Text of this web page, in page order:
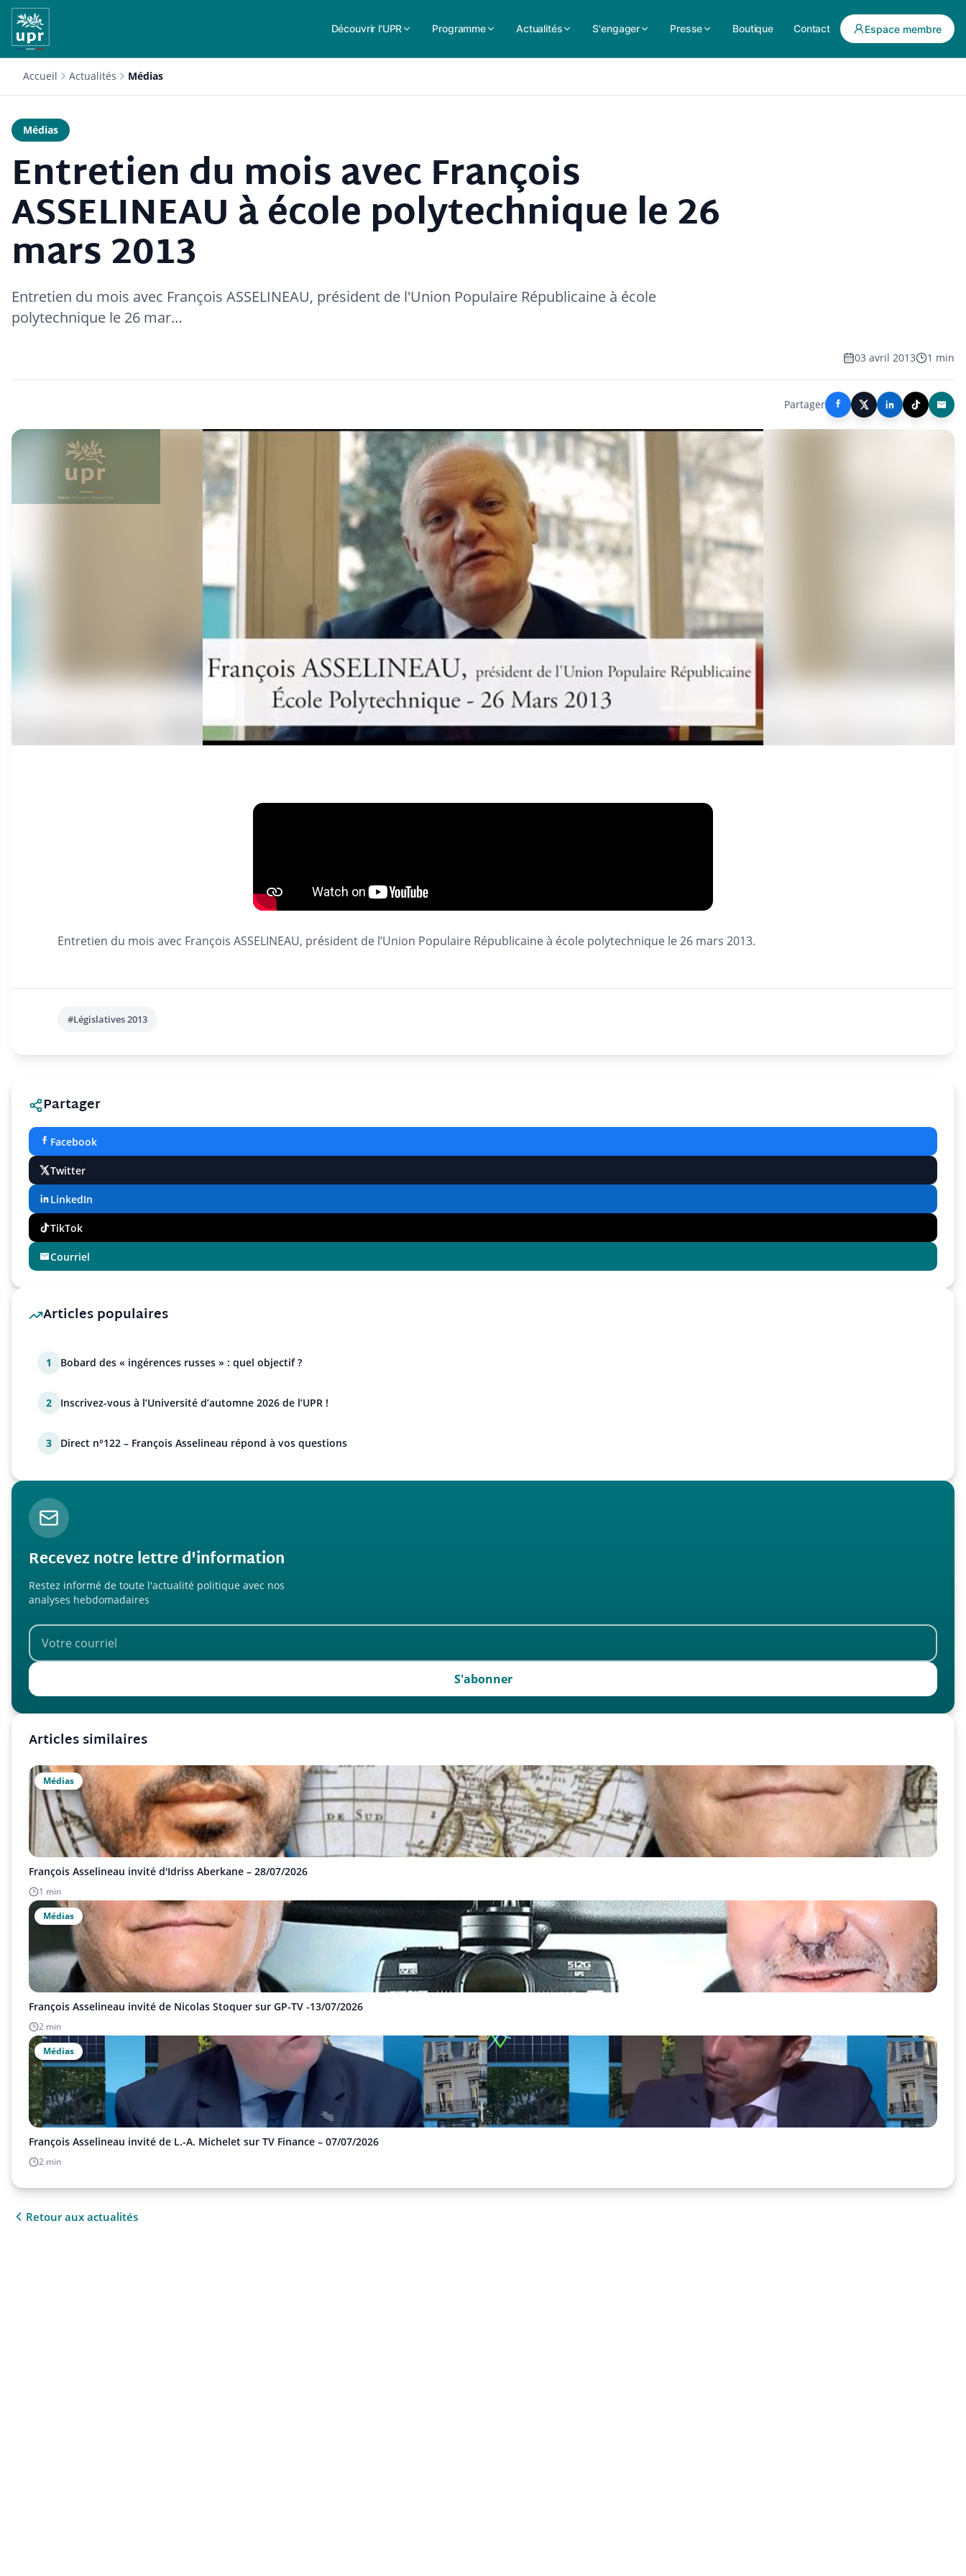
Découvrir l'UPR Programme Actualités S'engager Presse Boutique Contact Espace membre
Accueil Actualités Médias
Médias
Entretien du mois avec François
ASSELINEAU à école polytechnique le 26
mars 2013
Entretien du mois avec François ASSELINEAU, président de l'Union Populaire Républicaine à école
polytechnique le 26 mar…
03 avril 2013 1 min
Partager
Entretien du mois avec François ASSELINEAU, président de l’Union Populaire Républicaine à école polytechnique le 26 mars 2013.
#Législatives 2013
Partager
Facebook
Twitter
LinkedIn
TikTok
Courriel
Articles populaires
1 Bobard des « ingérences russes » : quel objectif ?
2 Inscrivez-vous à l’Université d’automne 2026 de l’UPR !
3 Direct n°122 – François Asselineau répond à vos questions
Recevez notre lettre d'information
Restez informé de toute l'actualité politique avec nos
analyses hebdomadaires
S'abonner
Articles similaires
Médias
François Asselineau invité d'Idriss Aberkane – 28/07/2026
1 min
Médias
François Asselineau invité de Nicolas Stoquer sur GP-TV -13/07/2026
2 min
Médias
François Asselineau invité de L.-A. Michelet sur TV Finance – 07/07/2026
2 min
Retour aux actualités